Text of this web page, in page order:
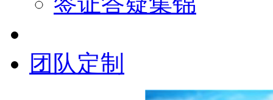
团队定制